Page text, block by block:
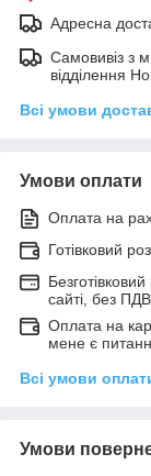
Адресна
Самовивіз з
відділення
Всі умови
Умови оплати
Оплата на
Готівковий
сайті, без
Оплата на
мене є
Всі умови
Умови